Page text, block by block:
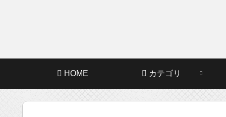
HOME カテゴリ